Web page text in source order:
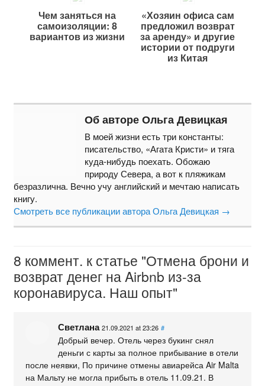
Чем заняться на
самоизоляции: 8
вариантов из жизни
«Хозяин офиса сам
предложил возврат
за аренду» и другие
истории от подруги
из Китая
Об авторе Ольга Девицкая
В моей жизни есть три константы:
писательство, «Агата Кристи» и тяга
куда-нибудь поехать. Обожаю
природу Севера, а вот к пляжикам
безразлична. Вечно учу английский и мечтаю написать
книгу.
Смотреть все публикации автора Ольга Девицкая →
8 коммент. к статье "Отмена брони и
возврат денег на Airbnb из-за
коронавируса. Наш опыт"
Светлана 21.09.2021 at 23:26 #
Добрый вечер. Отель через букинг снял
деньги с карты за полное прибывание в отели
после неявки, По причине отмены авиарейса Air Malta
на Мальту не могла прибыть в отель 11.09.21. В